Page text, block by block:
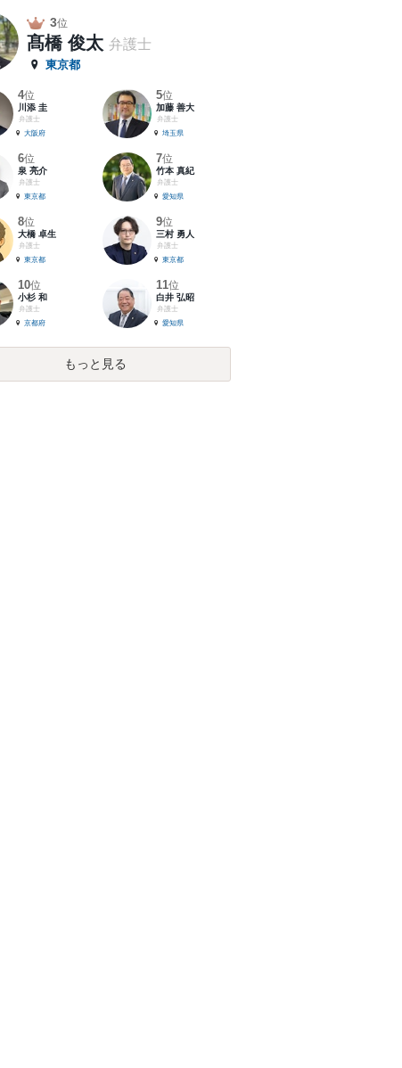
3位
髙橋 俊太 弁護士
東京都
4位
川添 圭
弁護士
大阪府
5位
加藤 善大
弁護士
埼玉県
6位
泉 亮介
弁護士
東京都
7位
竹本 真紀
弁護士
愛知県
8位
大橋 卓生
弁護士
東京都
9位
三村 勇人
弁護士
東京都
10位
小杉 和
弁護士
京都府
11位
白井 弘昭
弁護士
愛知県
もっと見る